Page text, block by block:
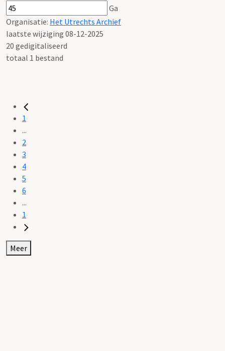
Ga
Organisatie: Het Utrechts Archief
laatste wijziging 08-12-2025
20 gedigitaliseerd
totaal 1 bestand
1
...
2
3
4
5
6
...
1
Meer